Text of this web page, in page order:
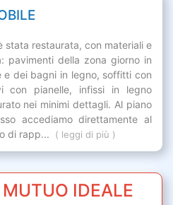
stata restaurata, con materiali e
pavimenti della zona giorno in
dei bagni in legno, soffitti con
con pianelle, infissi in legno
nei minimi dettagli. Al piano
accediamo direttamente al
di rapp...
( leggi di più )
IDEALE